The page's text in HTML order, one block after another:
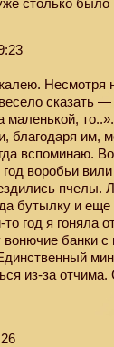
Несмотря
сказать
маленькой,
благодаря им,
вспоминаю.
воробьи вили
пчелы.
бутылку и еще
год я гоняла
вонючие банки с
из-за